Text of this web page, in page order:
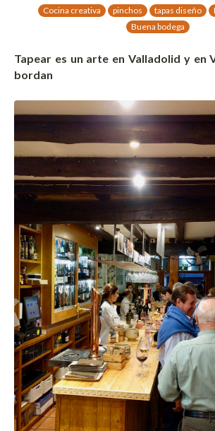
Cocina creativa pinchos tapas diseño
Buena bodega
Tapear es un arte en Valladolid y en
bordan